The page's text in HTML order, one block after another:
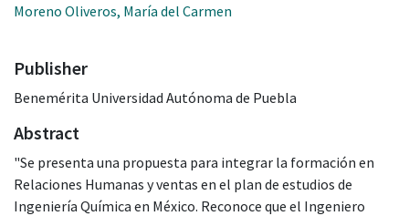
Moreno Oliveros, María del Carmen
Publisher
Benemérita Universidad Autónoma de Puebla
Abstract
"Se presenta una propuesta para integrar la formación en
Relaciones Humanas y ventas en el plan de estudios de
Ingeniería Química en México. Reconoce que el Ingeniero